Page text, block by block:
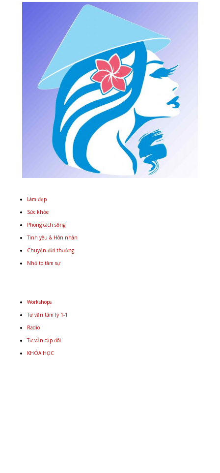
Làm đẹp
Sức khỏe
Phong cách sống
Tình yêu & Hôn nhân
Chuyện đời thường
Nhỏ to tâm sự
Workshops
Tư vấn tâm lý 1-1
Radio
Tư vấn cặp đôi
KHÓA HỌC